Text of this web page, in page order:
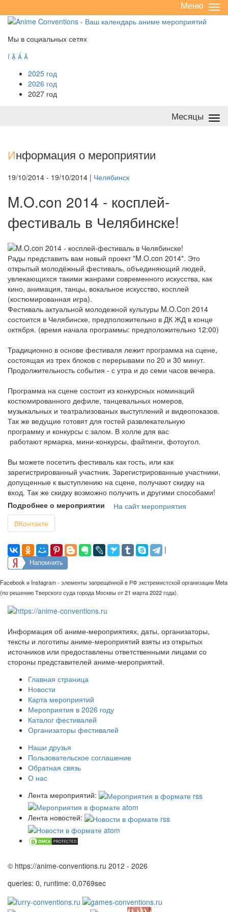
/
Меню
Мы в социальных сетях
   
2025 год
2026 год
2027 год
Месяцы
Информация о мероприятии
19/10/2014 - 19/10/2014 | Челябинск
M.O.con 2014 - косплей-
фестиваль в Челябинске!
Рады представить вам новый проект "M.O.con 2014". Это
открытый молодёжный фестиваль, объединяющий людей,
увлекающихся такими жанрами современного искусства, как
кино, анимация, танцы, вокальное искусство, косплей
(костюмированная игра).
Фестиваль актуальной молодежной культуры M.O.Con 2014
состоится в Челябинске, предположительно в ДК ЖД в конце
октября. (время начала программы: предположительно 12:00)
Традиционно в основе фестиваля лежит программа на сцене,
состоящая из трех блоков с перерывами по 20 и 30 минут.
Продолжительность события - с утра и до семи часов вечера.
Программа на сцене состоит из конкурсных номинаций
костюмированного дефиле, танцевальных номеров,
музыкальных и театрализованых выступлений и видеопоказов.
Так же ведущие готовят для гостей развлекательную
программу и конкурсы с залом. В холле для вас
работают ярмарка, мини-конкурсы, файтинги, фотоугол.
Вы можете посетить фестиваль как гость, или как
зарегистрированный участник. Зарегистрированные участники,
допущенные к выступлению на сцене, получают скидку на
вход. Так же скидку возможно получить и другими способами!
Подробнее о мероприятии
На сайт мероприятия
ВКонтакте
|
Напомнить
Facebook и Instagram - элементы запрещённой в РФ экстремистской организации Meta
(по решению Тверского суда города Москвы от 21 марта 2022 года).
Информация об аниме-мероприятиях, даты, организаторы,
тексты и логотипы аниме-мероприятий взяты из открытых
источников или предоставлены ответственными лицами со
стороны представителей аниме-мероприятий.
Главная страница
Новости
Карта мероприятий
Мероприятия в 2026 году
Каталог фестивалей
Организаторы фестивалей
Наши друзья
Пользовательское соглашение
Обратная связь
О нас
Лента мероприятий:
Лента новостей:
© https://anime-conventions.ru 2012 - 2026
queries: 0, runtime: 0,0769sec